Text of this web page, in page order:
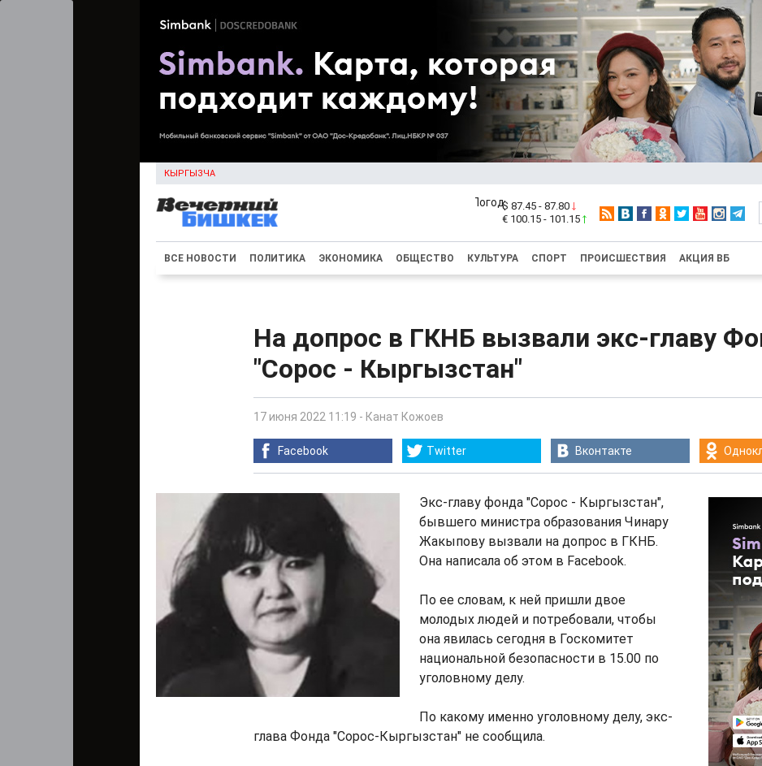
КЫРГЫЗЧА
$ 87.45 - 87.80
€ 100.15 - 101.15
ВСЕ НОВОСТИ ПОЛИТИКА ЭКОНОМИКА ОБЩЕСТВО КУЛЬТУРА СПОРТ ПРОИСШЕСТВИЯ АКЦИЯ ВБ
На допрос в ГКНБ вызвали экс-главу
"Сорос - Кыргызстан"
17 июня 2022 11:19 - Канат Кожоев
Facebook Twitter Вконтакте
Экс-главу фонда "Сорос - Кыргызстан",
бывшего министра образования Чинару
Жакыпову вызвали на допрос в ГКНБ.
Она написала об этом в Facebook.
По ее словам, к ней пришли двое
молодых людей и потребовали, чтобы
она явилась сегодня в Госкомитет
национальной безопасности в 15.00 по
уголовному делу.
По какому именно уголовному делу, экс-
глава Фонда "Сорос-Кыргызстан" не сообщила.